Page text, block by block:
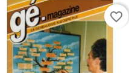
favorite_border